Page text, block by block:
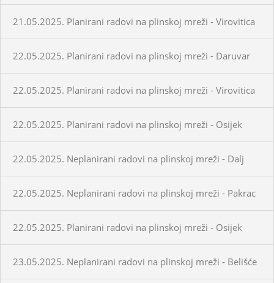
21.05.2025. Planirani radovi na plinskoj mreži - Virovitica
22.05.2025. Planirani radovi na plinskoj mreži - Daruvar
22.05.2025. Planirani radovi na plinskoj mreži - Virovitica
22.05.2025. Planirani radovi na plinskoj mreži - Osijek
22.05.2025. Neplanirani radovi na plinskoj mreži - Dalj
22.05.2025. Neplanirani radovi na plinskoj mreži - Pakrac
22.05.2025. Planirani radovi na plinskoj mreži - Osijek
23.05.2025. Neplanirani radovi na plinskoj mreži - Belišće